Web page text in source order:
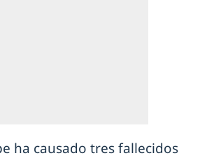
ha causado tres fallecidos